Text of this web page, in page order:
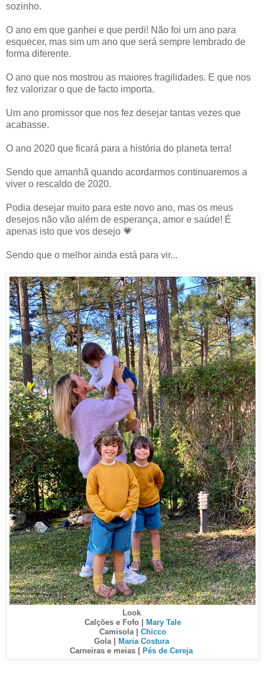
sozinho.
O ano em que ganhei e que perdi! Não foi um ano para
esquecer, mas sim um ano que será sempre lembrado de
forma diferente.
O ano que nos mostrou as maiores fragilidades. E que nos
fez valorizar o que de facto importa.
Um ano promissor que nos fez desejar tantas vezes que
acabasse.
O ano 2020 que ficará para a história do planeta terra!
Sendo que amanhã quando acordarmos continuaremos a
viver o rescaldo de 2020.
Podia desejar muito para este novo ano, mas os meus
desejos não vão além de esperança, amor e saúde! É
apenas isto que vos desejo 💗
Sendo que o melhor ainda está para vir...
Look
Calções e Fofo |
Mary Tale
Camisola | Chicco
Gola |
Maria Costura
Carneiras e meias |
Pés de Cereja